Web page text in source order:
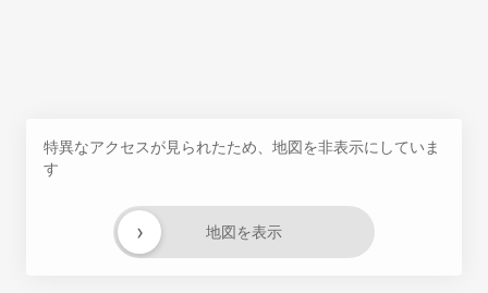
特異なアクセスが見られたため、地図を非表示にしていま
す
地図を表示
›